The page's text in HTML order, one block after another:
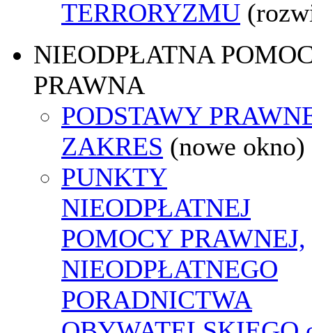
TERRORYZMU
NIEODPŁATNA
PRAWNA
PODSTAWY
ZAKRES (nowe okno)
PUNKTY
NIEODPŁATNEJ
POMOCY PRAWNEJ,
NIEODPŁATNEGO
PORADNICTWA